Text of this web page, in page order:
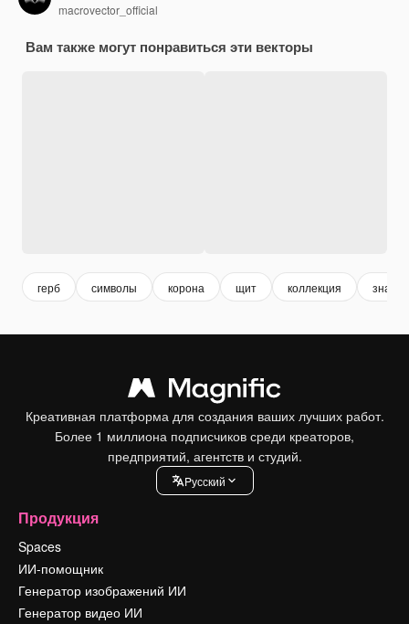
macrovector_official
Вам также могут понравиться эти векторы
герб символы корона щит коллекция знаки
Креативная платформа для создания ваших лучших работ.
Более 1 миллиона подписчиков среди креаторов,
предприятий, агентств и студий.
Pусский
Продукция
Spaces
ИИ-помощник
Генератор изображений ИИ
Генератор видео ИИ